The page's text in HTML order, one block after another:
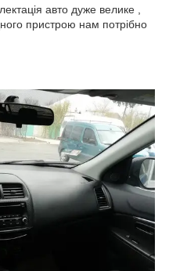
авто дуже велике ,
пристрою нам потрібно